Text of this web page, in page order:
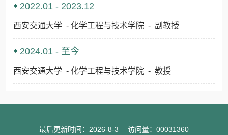
2022.01 - 2023.12
西安交通大学 - 化学工程与技术学院 - 副教授
2024.01 - 至今
西安交通大学 - 化学工程与技术学院 - 教授
最后更新时间： 2026-8-3 访问量： 00031360